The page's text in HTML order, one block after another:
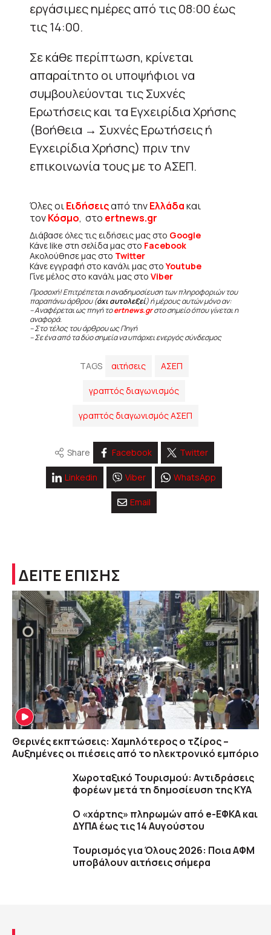
εργάσιμες ημέρες από τις 08:00 έως
τις 14:00.
Σε κάθε περίπτωση, κρίνεται
απαραίτητο οι υποψήφιοι να
συμβουλεύονται τις Συχνές
Ερωτήσεις και τα Εγχειρίδια Χρήσης
(Βοήθεια → Συχνές Ερωτήσεις ή
Εγχειρίδια Χρήσης) πριν την
επικοινωνία τους με το ΑΣΕΠ.
Όλες οιΕιδήσειςαπό τηνΕλλάδακαι
τονΚόσμο, στο ertnews.gr
Διάβασε όλες τις ειδήσεις μας στο Google
Κάνε like στη σελίδα μας στο Facebook
Ακολούθησε μας στο Twitter
Κάνε εγγραφή στο κανάλι μας στοYoutube
Γίνε μέλος στο κανάλι μας στο Viber
Προσοχή! Επιτρέπεται η αναδημοσίευση των πληροφοριών του
παραπάνω άρθρου (όχι αυτολεξεί) ή μέρους αυτών μόνο αν:
– Αναφέρεται ως πηγή τοertnews.grστο σημείο όπου γίνεται η
αναφορά.
– Στο τέλος του άρθρου ως Πηγή
– Σε ένα από τα δύο σημεία να υπάρχει ενεργός σύνδεσμος
TAGS αιτήσεις ΑΣΕΠ
γραπτός διαγωνισμός
γραπτός διαγωνισμός ΑΣΕΠ
Share Facebook Twitter
Linkedin Viber WhatsApp
Email
ΔΕΙΤΕ ΕΠΙΣΗΣ
Θερινές εκπτώσεις: Χαμηλότερος ο τζίρος –
Αυξημένες οι πιέσεις από το ηλεκτρονικό εμπόριο
Χωροταξικό Τουρισμού: Αντιδράσεις
φορέων μετά τη δημοσίευση της ΚΥΑ
Ο «χάρτης» πληρωμών από e-ΕΦΚΑ και
ΔΥΠΑ έως τις 14 Αυγούστου
Τουρισμός για Όλους 2026: Ποια ΑΦΜ
υποβάλουν αιτήσεις σήμερα